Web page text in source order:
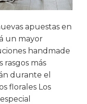
apuestas en
un mayor
handmade
rasgos más
durante el
florales Los